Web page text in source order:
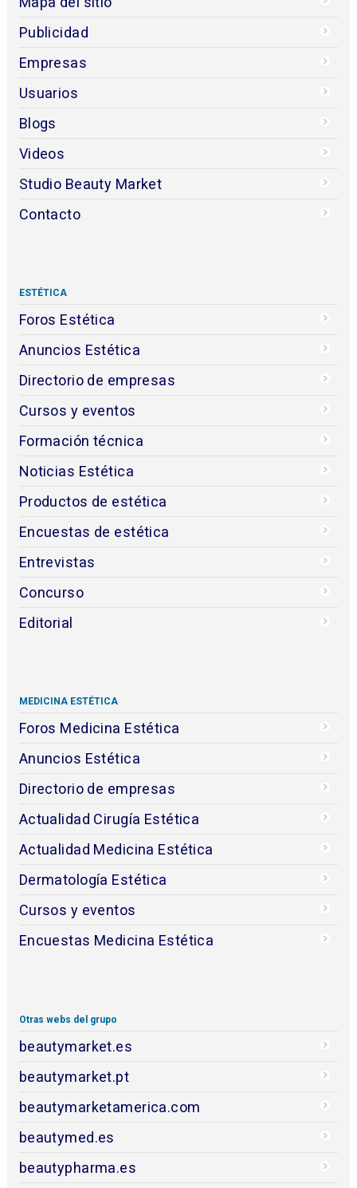
Publicidad
Empresas
Usuarios
Blogs
Videos
Studio Beauty Market
Contacto
ESTÉTICA
Foros Estética
Anuncios Estética
Directorio de empresas
Cursos y eventos
Formación técnica
Noticias Estética
Productos de estética
Encuestas de estética
Entrevistas
Concurso
Editorial
MEDICINA ESTÉTICA
Foros Medicina Estética
Anuncios Estética
Directorio de empresas
Actualidad Cirugía Estética
Actualidad Medicina Estética
Dermatología Estética
Cursos y eventos
Encuestas Medicina Estética
Otras webs del grupo
beautymarket.es
beautymarket.pt
beautymarketamerica.com
beautymed.es
beautypharma.es